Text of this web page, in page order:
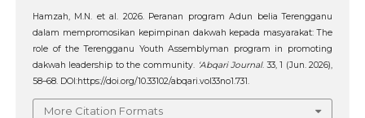
Hamzah, M.N. et al. 2026. Peranan program Adun belia Terengganu
dalam mempromosikan kepimpinan dakwah kepada masyarakat: The
role of the Terengganu Youth Assemblyman program in promoting
dakwah leadership to the community. ‘Abqari Journal. 33, 1 (Jun. 2026),
58–68. DOI:https://doi.org/10.33102/abqari.vol33no1.731.
More Citation Formats